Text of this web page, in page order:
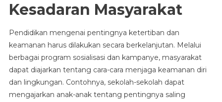
Kesadaran Masyarakat
Pendidikan mengenai pentingnya ketertiban dan
keamanan harus dilakukan secara berkelanjutan. Melalui
berbagai program sosialisasi dan kampanye, masyarakat
dapat diajarkan tentang cara-cara menjaga keamanan diri
dan lingkungan. Contohnya, sekolah-sekolah dapat
mengajarkan anak-anak tentang pentingnya saling